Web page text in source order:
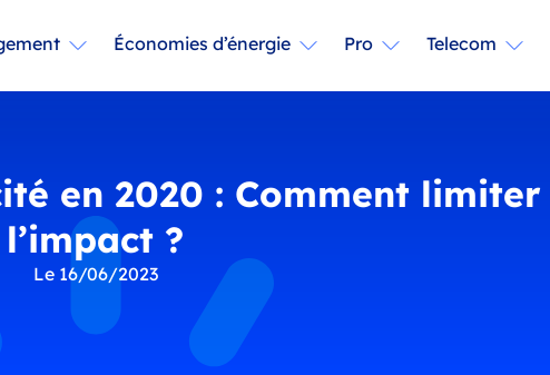
Économies d’énergie Pro Telecom
en 2020 : Comment limiter
l’impact ?
Le 16/06/2023